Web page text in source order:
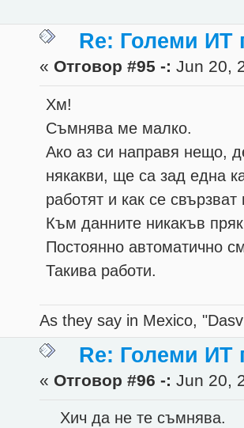
Re: Големи ИТ
« Отговор #95 -: Jun 20,
Хм!
Съмнява ме малко.
Ако аз си направя нещо,
някакви, ще са зад една
работят и как се
Към данните никакъв
Постоянно автоматично
Такива работи.
As they say in Mexico,
Re: Големи ИТ
« Отговор #96 -: Jun 20,
Хич да не те съмнява.